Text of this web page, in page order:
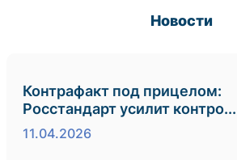
Новости
Контрафакт под прицелом:
Росстандарт усилит контро...
11.04.2026